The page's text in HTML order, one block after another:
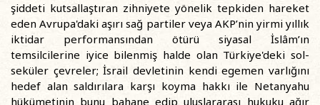
şiddeti kutsallaştıran zihniyete yönelik tepkiden hareket
eden Avrupa'daki aşırı sağ partiler veya AKP’nin yirmi yıllık
iktidar performansından ötürü siyasal İslâm’ın
temsilcilerine iyice bilenmiş halde olan Türkiye'deki sol-
seküler çevreler; İsrail devletinin kendi egemen varlığını
hedef alan saldırılara karşı koyma hakkı ile Netanyahu
hükümetinin bunu bahane edip uluslararası hukuku ağır